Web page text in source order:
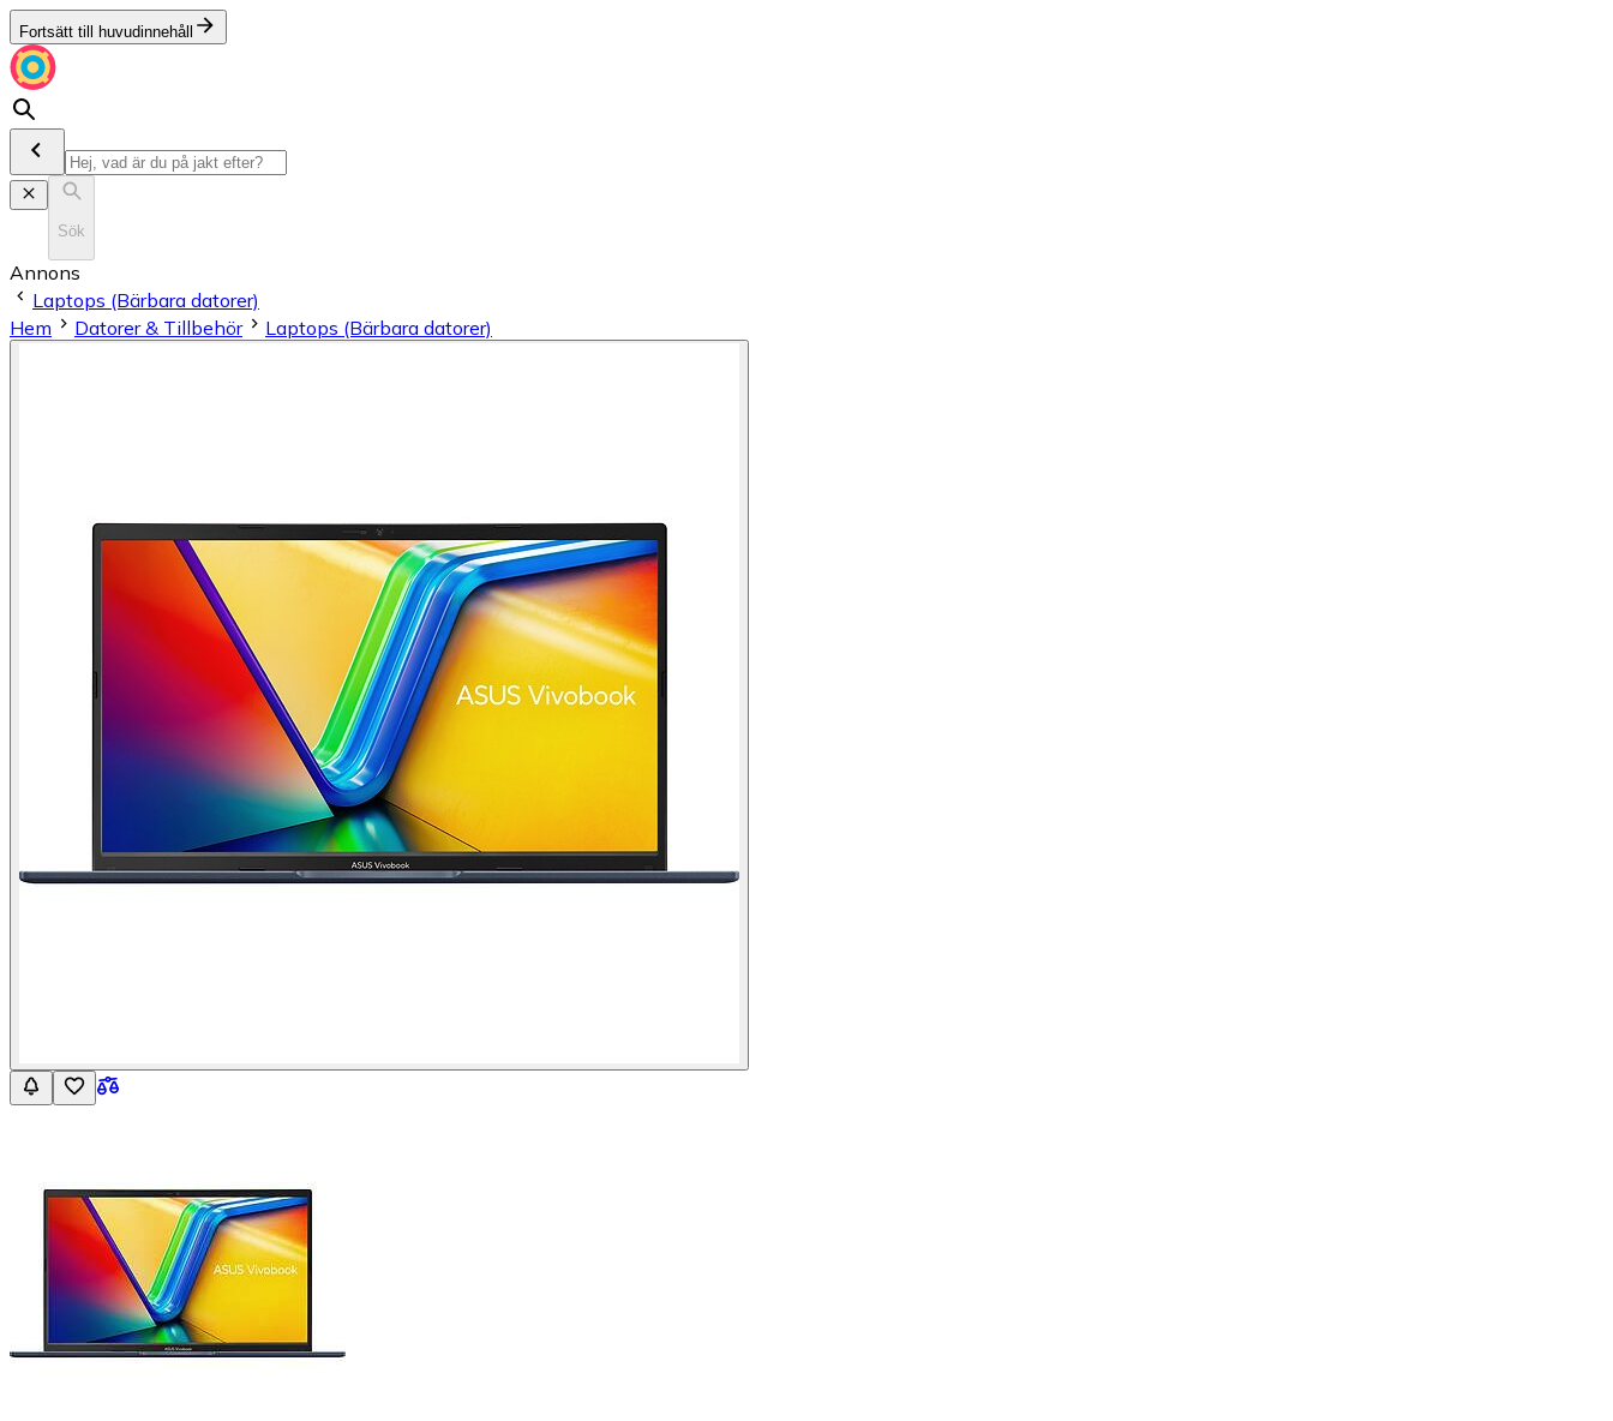
Fortsätt till huvudinnehåll
Sök
Annons
Laptops (Bärbara datorer)
Hem
Datorer & Tillbehör Laptops (Bärbara datorer)